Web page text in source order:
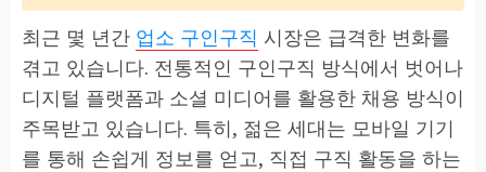
최근 몇 년간 업소 구인구직 시장은 급격한 변화를
겪고 있습니다. 전통적인 구인구직 방식에서 벗어나
디지털 플랫폼과 소셜 미디어를 활용한 채용 방식이
주목받고 있습니다. 특히, 젊은 세대는 모바일 기기
를 통해 손쉽게 정보를 얻고, 직접 구직 활동을 하는